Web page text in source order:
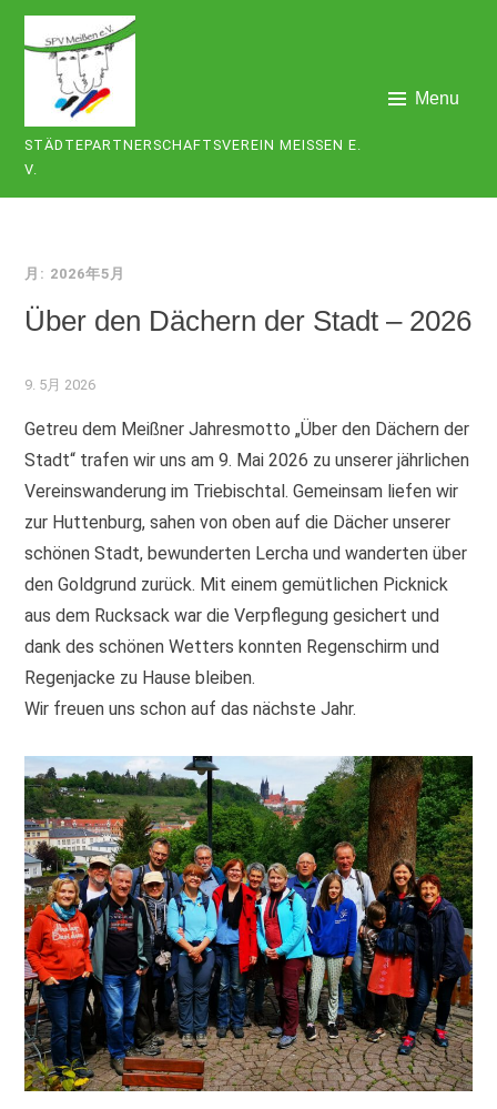
Skip
content
STÄDTEPARTNERSCHAFTSVEREIN MEISSEN E. V
.
Menu
月: 2026年5月
Über den Dächern der Stadt – 2026
9. 5月 2026
Getreu dem Meißner Jahresmotto „Über den Dächern der
Stadt“ trafen wir uns am 9. Mai 2026 zu unserer jährlichen
Vereinswanderung im Triebischtal. Gemeinsam liefen wir
zur Huttenburg, sahen von oben auf die Dächer unserer
schönen Stadt, bewunderten Lercha und wanderten über
den Goldgrund zurück. Mit einem gemütlichen Picknick
aus dem Rucksack war die Verpflegung gesichert und
dank des schönen Wetters konnten Regenschirm und
Regenjacke zu Hause bleiben.
Wir freuen uns schon auf das nächste Jahr.